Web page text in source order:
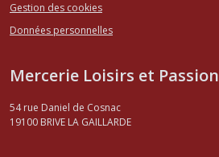
Gestion des cookies
Données personnelles
Mercerie Loisirs et Passion
54 rue Daniel de Cosnac
19100 BRIVE LA GAILLARDE